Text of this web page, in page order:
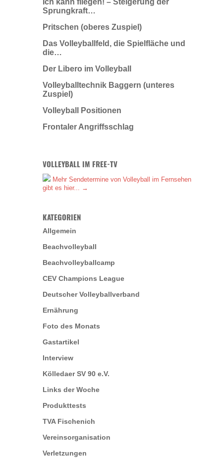
Sprungkraft…
Pritschen (oberes Zuspiel)
Das Volleyballfeld, die Spielfläche und
die…
Der Libero im Volleyball
Volleyballtechnik Baggern (unteres
Zuspiel)
Volleyball Positionen
Frontaler Angriffsschlag
VOLLEYBALL IM FREE-TV
Mehr Sendetermine von Volleyball im Fernsehen
gibt es hier... →
KATEGORIEN
Allgemein
Beachvolleyball
Beachvolleyballcamp
CEV Champions League
Deutscher Volleyballverband
Ernährung
Foto des Monats
Gastartikel
Interview
Kölledaer SV 90 e.V.
Links der Woche
Produkttests
TVA Fischenich
Vereinsorganisation
Verletzungen